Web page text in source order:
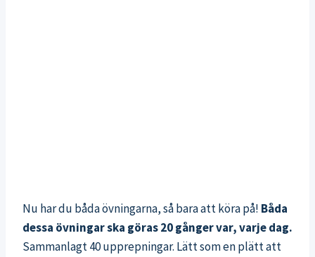
Nu har du båda övningarna, så bara att köra på! Båda
dessa övningar ska göras 20 gånger var, varje dag.
Sammanlagt 40 upprepningar. Lätt som en plätt att